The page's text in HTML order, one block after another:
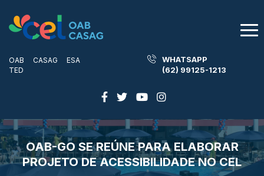
OAB CASAG
ESA
TED
WHATSAPP
(62) 99125-1213
OAB-GO SE REÚNE PARA ELABORAR
PROJETO DE ACESSIBILIDADE NO CEL